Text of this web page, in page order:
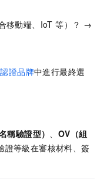
合移動端、IoT 等）？ →
認證品牌中進行最終選
稱驗證型） 、 OV（組
證等級在審核材料、簽